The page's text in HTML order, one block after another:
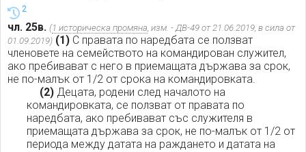
2
чл. 25в. (1 историческа промяна, изм. - ДВ-49 от 21.06.2019, в сила от
01.09.2019) (1) С правата по наредбата се ползват
членовете на семейството на командирован служител,
ако пребивават с него в приемащата държава за срок,
не по-малък от 1/2 от срока на командировката.
(2) Децата, родени след началото на
командировката, се ползват от правата по
наредбата, ако пребивават със служителя в
приемащата държава за срок, не по-малък от 1/2 от
периода между датата на раждането и датата на